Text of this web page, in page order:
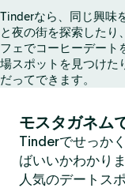
Tinderなら、同じ興味
と夜の街を探索したり
フェでコーヒーデート
場スポットを見つけた
だってできます。
モスタガネム
Tinderでせっか
ばいいかわかり
人気のデートス